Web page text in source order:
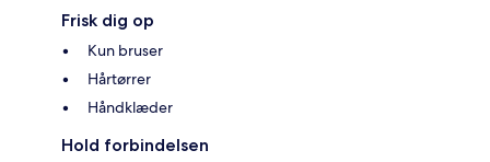
Frisk dig op
Kun bruser
Hårtørrer
Håndklæder
Hold forbindelsen